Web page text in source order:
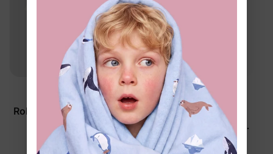
Mickey et ses amis
Robe de Noël pour petite
fille kaki
$29.99
Robe rose pour
bébé/tout-petit Disney
Mickey et ses amis
$19.99